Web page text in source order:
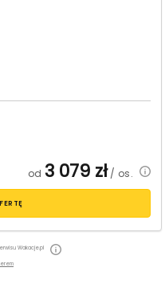
od 3 079 zł/ os.
Wakacje.pl